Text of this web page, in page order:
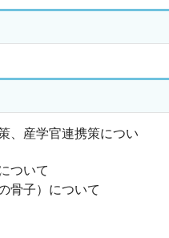
、産学官連携策につい
ついて
骨子）について